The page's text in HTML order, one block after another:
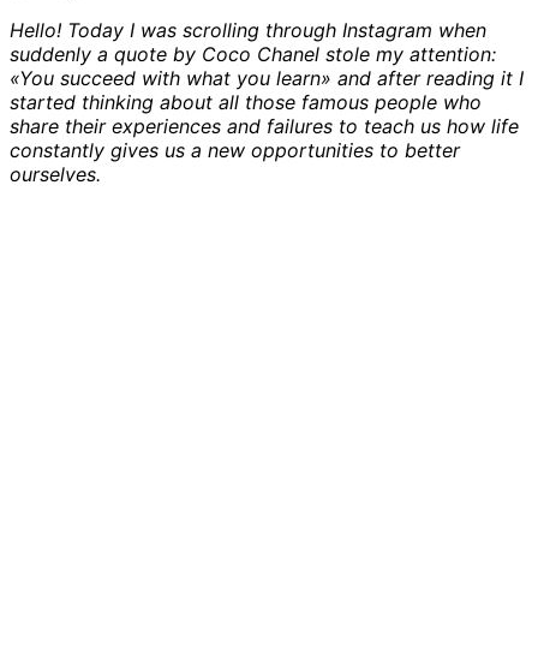
Hello! Today I was scrolling through Instagram when
suddenly a quote by Coco Chanel stole my attention:
«You succeed with what you learn» and after reading it I
started thinking about all those famous people who
share their experiences and failures to teach us how life
constantly gives us a new opportunities to better
ourselves.